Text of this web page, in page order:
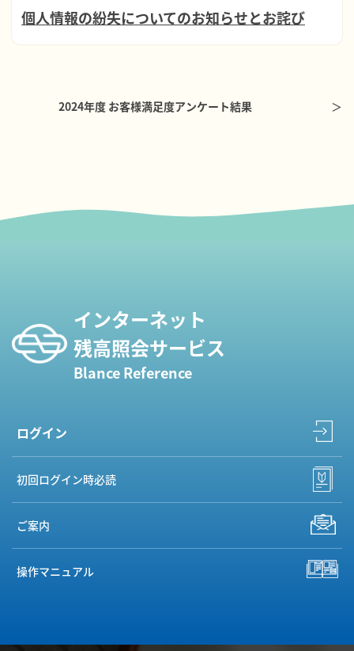
個人情報の紛失についてのお知らせとお詫び
2024年度 お客様満足度アンケート結果
インターネット
残高照会サービス
Blance Reference
ログイン
初回ログイン時必読
ご案内
操作マニュアル